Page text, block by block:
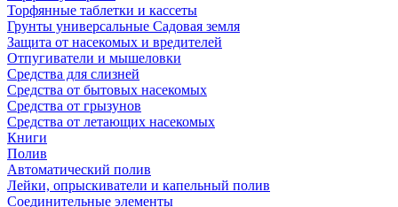
Торфянные таблетки и кассеты
Грунты универсальные Садовая земля
Защита от насекомых и вредителей
Отпугиватели и мышеловки
Средства для слизней
Средства от бытовых насекомых
Средства от грызунов
Средства от летающих насекомых
Книги
Полив
Автоматический полив
Лейки, опрыскиватели и капельный полив
Соединительные элементы